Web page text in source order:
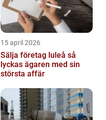
15 april 2026
Sälja företag luleå så
lyckas ägaren med sin
största affär